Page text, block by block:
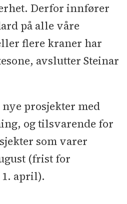
Derfor innfører
på alle våre
flere kraner har
avslutter Steinar
prosjekter med
og tilsvarende for
som varer
(frist for
april).